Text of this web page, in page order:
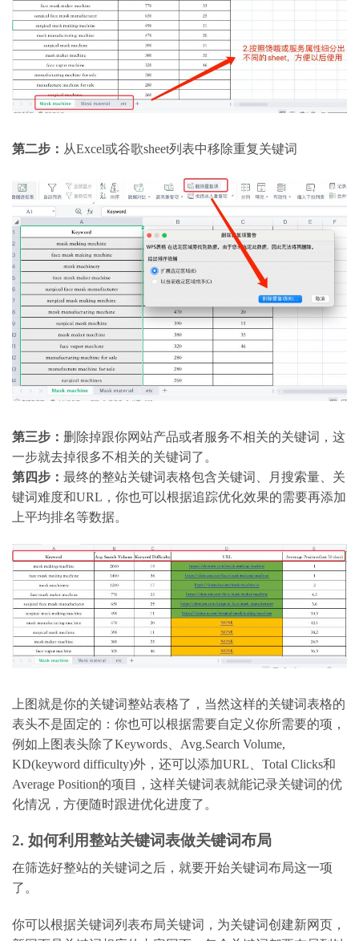
第二步： 从Excel或谷歌sheet列表中移除重复关键词
第三步： 删除掉跟你网站产品或者服务不相关的关键词，这
一步就去掉很多不相关的关键词了。
第四步： 最终的整站关键词表格包含关键词、月搜索量、关
键词难度和URL，你也可以根据追踪优化效果的需要再添加
上平均排名等数据。
上图就是你的关键词整站表格了，当然这样的关键词表格的
表头不是固定的：你也可以根据需要自定义你所需要的项，
例如上图表头除了Keywords、Avg.Search Volume,
KD(keyword difficulty)外，还可以添加URL、Total Clicks和
Average Position的项目，这样关键词表就能记录关键词的优
化情况，方便随时跟进优化进度了。
2. 如何利用整站关键词表做关键词布局
在筛选好整站的关键词之后，就要开始关键词布局这一项
了。
你可以根据关键词列表布局关键词，为关键词创建新网页，